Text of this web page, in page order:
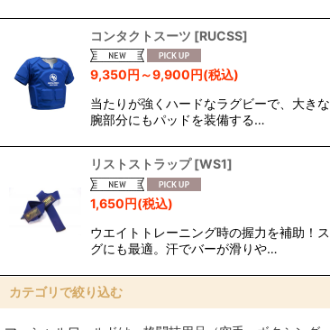
コンタクトスーツ [RUCSS]
9,350円 ～9,900円(税込)
当たりが強くハードなラグビーで、大き
腕部分にもパッドを装備する…
リストストラップ [WS1]
1,650円(税込)
ウエイトトレーニング時の握力を補助！
グにも最適。汗でバーが滑りや…
カテゴリで絞り込む